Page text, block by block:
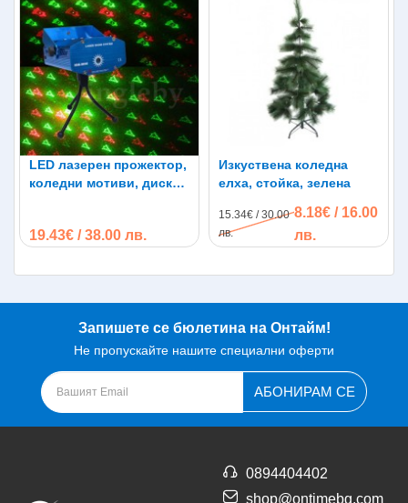
LED лазерен прожектор,
коледни мотиви, диско
19.43€ / 38.00 лв.
Изкуствена коледна
елха, стойка, зелена
15.34€ / 30.00
лв.
8.18€ / 16.00
лв.
Запишете се бюлетина на Онтайм!
Не пропускайте нашите специални оферти
АБОНИРАМ СЕ
0894404402
shop@ontimebg.com